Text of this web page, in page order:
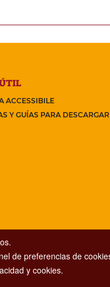
ACCESSIBILE
Y GUÍAS PARA DESCARGAR
de preferencias de
y cookies.